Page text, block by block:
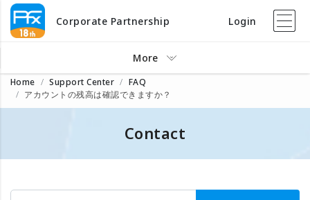
Corporate Partnership Login
More
Home Support Center
FAQ
アカウントの残高は確認できますか？
Contact